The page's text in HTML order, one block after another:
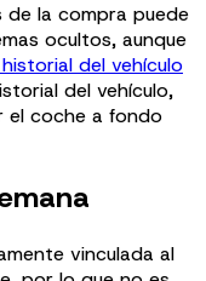
de la compra puede
ocultos, aunque
del vehículo
del vehículo,
el coche a fondo
vinculada al